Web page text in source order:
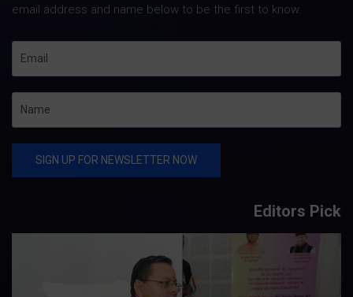
email address and name below to be the first to know.
Editors Pick